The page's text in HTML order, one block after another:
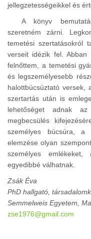
jellegzetességeikkel és
A könyv
szeretném zárni.
temetési szertatásokról
verseit idézik fel. Abban
felnőttem, a temetési
és legszemélyesebb
halottbúcsúztató versek,
szertartás után is
lehetőséget adnak
megbecsülés
személyes búcsúra, a
elemzése olyan
személyes emlékeket,
egyedibbé válhatnak.
Zsák Éva
PhD hallgató,
Semmelweis Egyetem,
zse1976@gmail.com